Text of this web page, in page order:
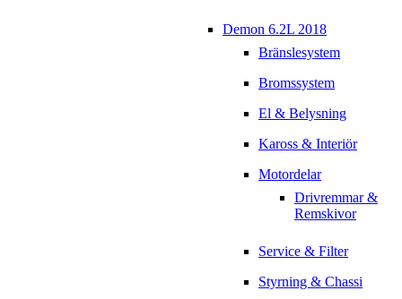
Demon 6.2L 2018
Bränslesystem
Bromssystem
El & Belysning
Kaross & Interiör
Motordelar
Drivremmar &
Remskivor
Service & Filter
Styrning & Chassi